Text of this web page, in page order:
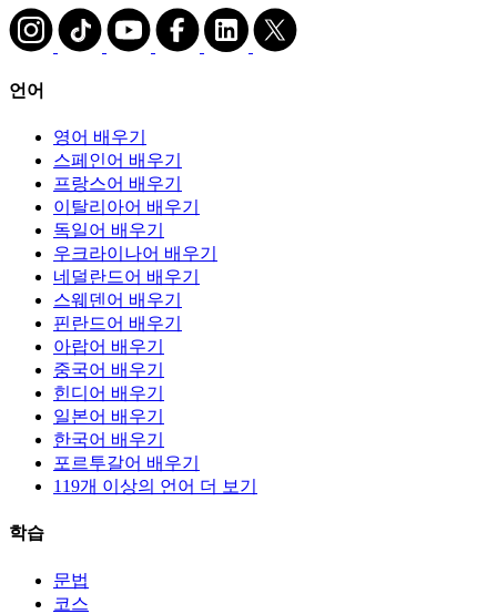
언어
영어 배우기
스페인어 배우기
프랑스어 배우기
이탈리아어 배우기
독일어 배우기
우크라이나어 배우기
네덜란드어 배우기
스웨덴어 배우기
핀란드어 배우기
아랍어 배우기
중국어 배우기
힌디어 배우기
일본어 배우기
한국어 배우기
포르투갈어 배우기
119개 이상의 언어 더 보기
학습
문법
코스